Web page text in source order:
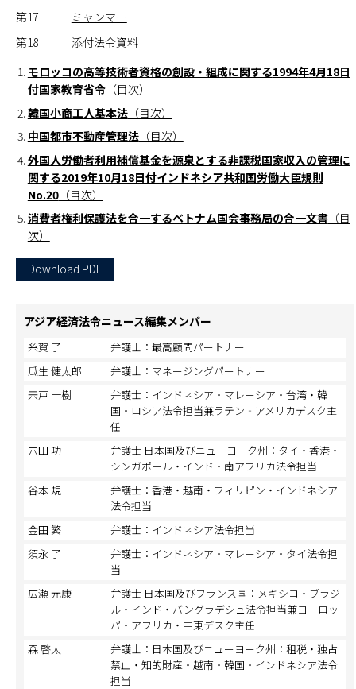
第17
ミャンマー
第18
添付法令資料
モロッコの高等技術者資格の創設・組成に関する1994年4月18日
付国家教育省令（目次）
韓国小商工人基本法（目次）
中国都市不動産管理法（目次）
外国人労働者利用補償基金を源泉とする非課税国家収入の管理に
関する2019年10月18日付インドネシア共和国労働大臣規則
No.20（目次）
消費者権利保護法を合一するベトナム国会事務局の合一文書（目
次）
Download PDF
アジア経済法令ニュース編集メンバー
糸賀 了
弁護士：最高顧問パートナー
瓜生 健太郎
弁護士：マネージングパートナー
宍戸 一樹
弁護士：インドネシア・マレーシア・台湾・韓
国・ロシア法令担当兼ラテン‐アメリカデスク主
任
穴田 功
弁護士 日本国及びニューヨーク州：タイ・香港・
シンガポール・インド・南アフリカ法令担当
谷本 規
弁護士：香港・越南・フィリピン・インドネシア
法令担当
金田 繁
弁護士：インドネシア法令担当
須永 了
弁護士：インドネシア・マレーシア・タイ法令担
当
広瀬 元康
弁護士 日本国及びフランス国：メキシコ・ブラジ
ル・インド・バングラデシュ法令担当兼ヨーロッ
パ・アフリカ・中東デスク主任
森 啓太
弁護士：日本国及びニューヨーク州：租税・独占
禁止・知的財産・越南・韓国・インドネシア法令
担当